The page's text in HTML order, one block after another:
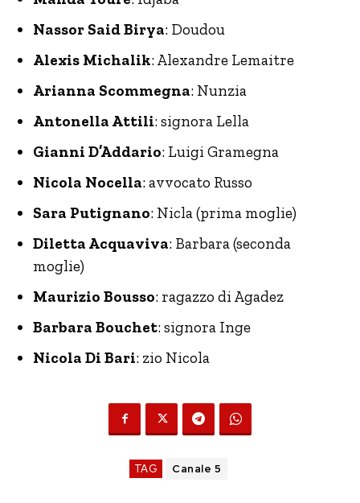
Nassor Said Birya: Doudou
Alexis Michalik: Alexandre Lemaitre
Arianna Scommegna: Nunzia
Antonella Attili: signora Lella
Gianni D’Addario: Luigi Gramegna
Nicola Nocella: avvocato Russo
Sara Putignano: Nicla (prima moglie)
Diletta Acquaviva: Barbara (seconda
moglie)
Maurizio Bousso: ragazzo di Agadez
Barbara Bouchet: signora Inge
Nicola Di Bari: zio Nicola
TAG Canale 5